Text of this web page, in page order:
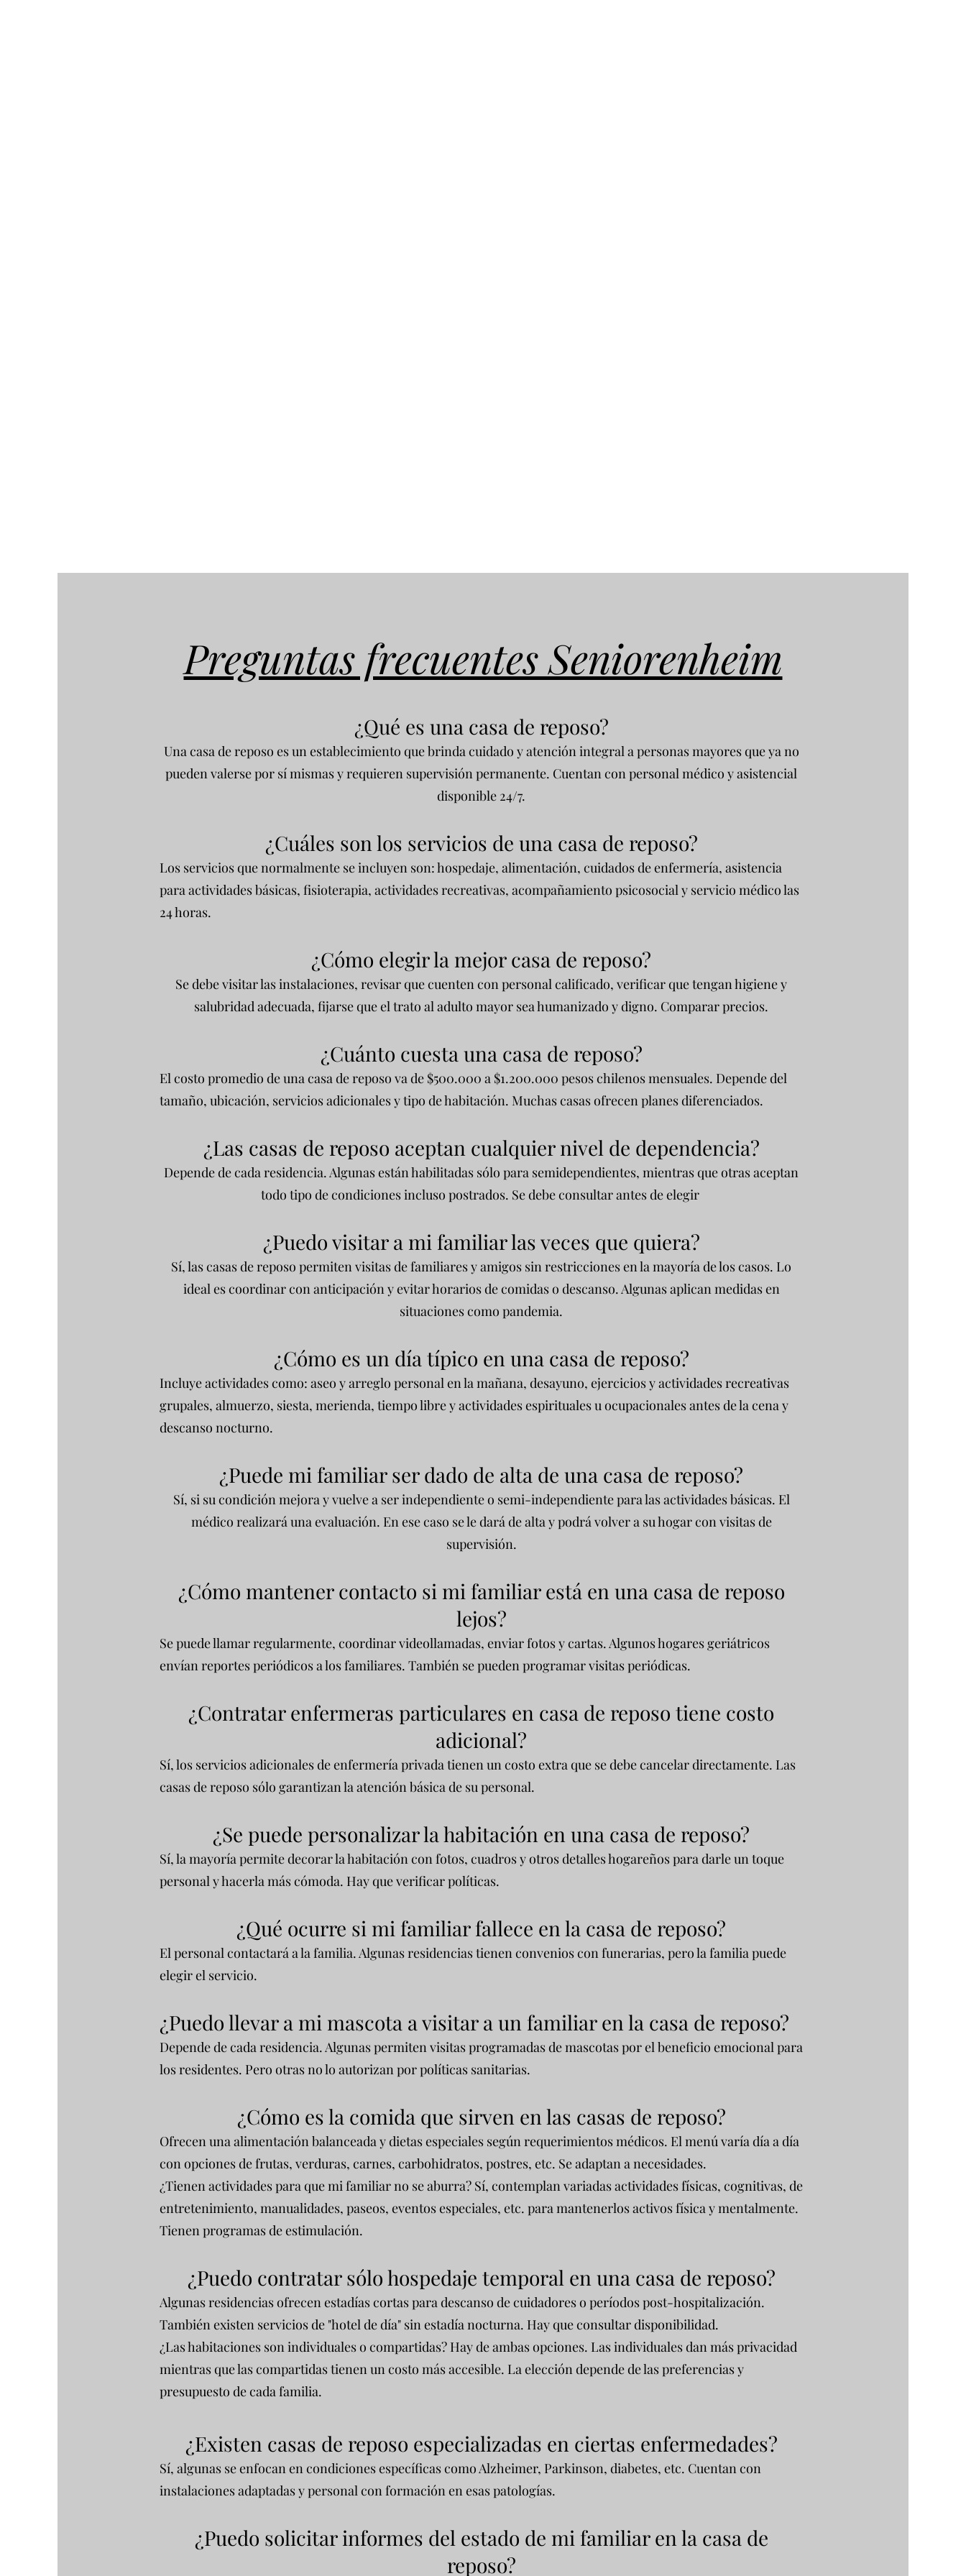
Preguntas frecuentes Seniorenheim
¿Qué es una casa de reposo?
Una casa de reposo es un establecimiento que brinda cuidado y atención integral a personas mayores que ya no
pueden valerse por sí mismas y requieren supervisión permanente. Cuentan con personal médico y asistencial
disponible 24/7.
¿Cuáles son los servicios de una casa de reposo?
Los servicios que normalmente se incluyen son: hospedaje, alimentación, cuidados de enfermería, asistencia
para actividades básicas, fisioterapia, actividades recreativas, acompañamiento psicosocial y servicio médico las
24 horas.
¿Cómo elegir la mejor casa de reposo?
Se debe visitar las instalaciones, revisar que cuenten con personal calificado, verificar que tengan higiene y
salubridad adecuada, fijarse que el trato al adulto mayor sea humanizado y digno. Comparar precios.
¿Cuánto cuesta una casa de reposo?
El costo promedio de una casa de reposo va de $500.000 a $1.200.000 pesos chilenos mensuales. Depende del
tamaño, ubicación, servicios adicionales y tipo de habitación. Muchas casas ofrecen planes diferenciados.
¿Las casas de reposo aceptan cualquier nivel de dependencia?
Depende de cada residencia. Algunas están habilitadas sólo para semidependientes, mientras que otras aceptan
todo tipo de condiciones incluso postrados. Se debe consultar antes de elegir
¿Puedo visitar a mi familiar las veces que quiera?
Sí, las casas de reposo permiten visitas de familiares y amigos sin restricciones en la mayoría de los casos. Lo
ideal es coordinar con anticipación y evitar horarios de comidas o descanso. Algunas aplican medidas en
situaciones como pandemia.
¿Cómo es un día típico en una casa de reposo?
Incluye actividades como: aseo y arreglo personal en la mañana, desayuno, ejercicios y actividades recreativas
grupales, almuerzo, siesta, merienda, tiempo libre y actividades espirituales u ocupacionales antes de la cena y
descanso nocturno.
¿Puede mi familiar ser dado de alta de una casa de reposo?
Sí, si su condición mejora y vuelve a ser independiente o semi-independiente para las actividades básicas. El
médico realizará una evaluación. En ese caso se le dará de alta y podrá volver a su hogar con visitas de
supervisión.
¿Cómo mantener contacto si mi familiar está en una casa de reposo
lejos?
Se puede llamar regularmente, coordinar videollamadas, enviar fotos y cartas. Algunos hogares geriátricos
envían reportes periódicos a los familiares. También se pueden programar visitas periódicas.
¿Contratar enfermeras particulares en casa de reposo tiene costo
adicional?
Sí, los servicios adicionales de enfermería privada tienen un costo extra que se debe cancelar directamente. Las
casas de reposo sólo garantizan la atención básica de su personal.
¿Se puede personalizar la habitación en una casa de reposo?
Sí, la mayoría permite decorar la habitación con fotos, cuadros y otros detalles hogareños para darle un toque
personal y hacerla más cómoda. Hay que verificar políticas.
¿Qué ocurre si mi familiar fallece en la casa de reposo?
El personal contactará a la familia. Algunas residencias tienen convenios con funerarias, pero la familia puede
elegir el servicio.
¿Puedo llevar a mi mascota a visitar a un familiar en la casa de reposo?
Depende de cada residencia. Algunas permiten visitas programadas de mascotas por el beneficio emocional para
los residentes. Pero otras no lo autorizan por políticas sanitarias.
¿Cómo es la comida que sirven en las casas de reposo?
Ofrecen una alimentación balanceada y dietas especiales según requerimientos médicos. El menú varía día a día
con opciones de frutas, verduras, carnes, carbohidratos, postres, etc. Se adaptan a necesidades.
¿Tienen actividades para que mi familiar no se aburra? Sí, contemplan variadas actividades físicas, cognitivas, de
entretenimiento, manualidades, paseos, eventos especiales, etc. para mantenerlos activos física y mentalmente.
Tienen programas de estimulación.
¿Puedo contratar sólo hospedaje temporal en una casa de reposo?
Algunas residencias ofrecen estadías cortas para descanso de cuidadores o períodos post-hospitalización.
También existen servicios de "hotel de día" sin estadía nocturna. Hay que consultar disponibilidad.
¿Las habitaciones son individuales o compartidas? Hay de ambas opciones. Las individuales dan más privacidad
mientras que las compartidas tienen un costo más accesible. La elección depende de las preferencias y
presupuesto de cada familia.
¿Existen casas de reposo especializadas en ciertas enfermedades?
Sí, algunas se enfocan en condiciones específicas como Alzheimer, Parkinson, diabetes, etc. Cuentan con
instalaciones adaptadas y personal con formación en esas patologías.
¿Puedo solicitar informes del estado de mi familiar en la casa de
reposo?